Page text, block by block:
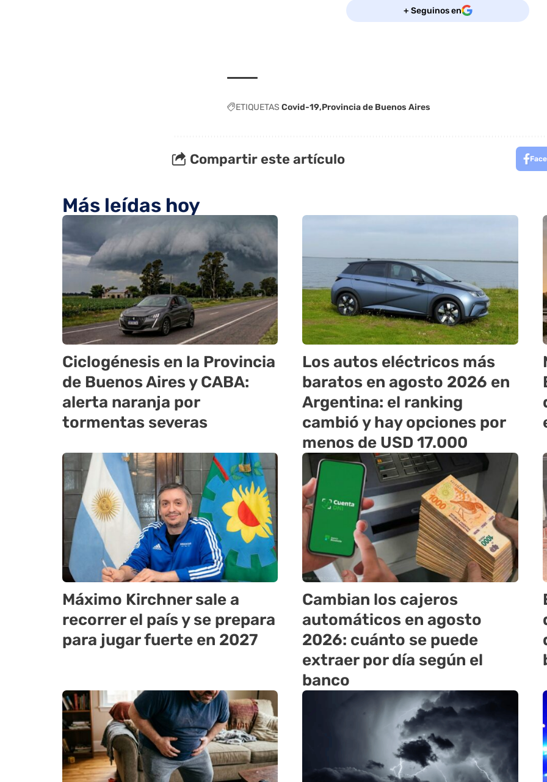
+ Seguinos en
ETIQUETAS Covid-19 Provincia de Buenos Aires
Compartir este artículo
Más leídas hoy
Ciclogénesis en la Provincia
de Buenos Aires y CABA:
alerta naranja por
tormentas severas
Los autos eléctricos más
baratos en agosto 2026 en
Argentina: el ranking
cambió y hay opciones por
menos de USD 17.000
Máximo Kirchner sale a
recorrer el país y se prepara
para jugar fuerte en 2027
Cambian los cajeros
automáticos en agosto
2026: cuánto se puede
extraer por día según el
banco